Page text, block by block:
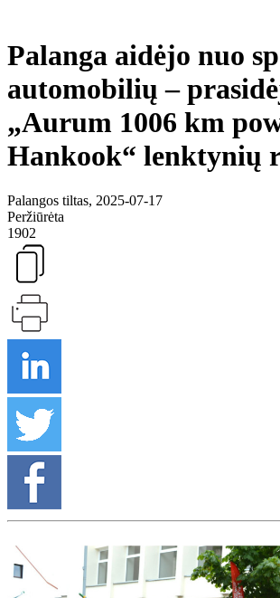
Palanga aidėjo nuo
automobilių –
„Aurum 1006 km
Hankook“ lenktynių
Palangos tiltas, 2025-07-17
Peržiūrėta
1902